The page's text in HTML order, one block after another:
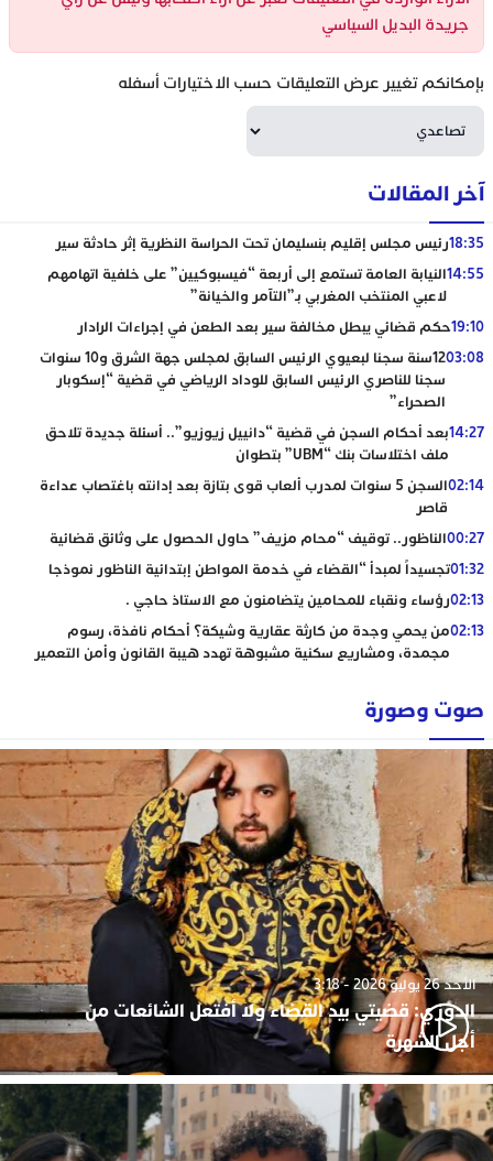
جريدة البديل السياسي
بإمكانكم تغيير عرض التعليقات حسب الاختيارات أسفله
آخر المقالات
18:35رئيس مجلس إقليم بنسليمان تحت الحراسة النظرية إثر حادثة سير
14:55النيابة العامة تستمع إلى أربعة “فيسبوكيين” على خلفية اتهامهم
لاعبي المنتخب المغربي بـ”التآمر والخيانة”
19:10حكم قضائي يبطل مخالفة سير بعد الطعن في إجراءات الرادار
03:08
12سنة سجنا لبعيوي الرئيس السابق لمجلس جهة الشرق و10 سنوات
سجنا للناصري الرئيس السابق للوداد الرياضي في قضية “إسكوبار
الصحراء”
14:27بعد أحكام السجن في قضية “دانييل زيوزيو”.. أسئلة جديدة تلاحق
ملف اختلاسات بنك “UBM” بتطوان
02:14
السجن 5 سنوات لمدرب ألعاب قوى بتازة بعد إدانته باغتصاب عداءة
قاصر
00:27الناظور.. توقيف “محام مزيف” حاول الحصول على وثائق قضائية
01:32تجسيداً لمبدأ “القضاء في خدمة المواطن إبتدائية الناظور نموذجا
02:13رؤساء ونقباء للمحامين يتضامنون مع الاستاذ حاجي .
02:13من يحمي وجدة من كارثة عقارية وشيكة؟ أحكام نافذة، رسوم
مجمدة، ومشاريع سكنية مشبوهة تهدد هيبة القانون وأمن التعمير
صوت وصورة
الأحد 26 يوليو 2026 - 3:18
الدوزي: قضيتي بيد القضاء ولا أفتعل الشائعات من
أجل الشهرة